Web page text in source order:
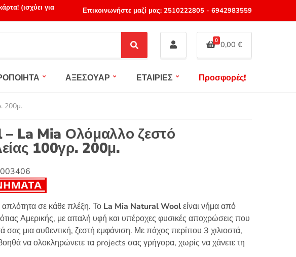
(ισχύει για Επικοινωνήστε μαζί μας: 2510222805- 6942983559
S
e
c
0 0,00 €
ΑΞΕΣΟΥΑΡ ΕΤΑΙΡΙΕΣ Προσφορές!
200μ.
La Mia Ολόμαλλο ζεστό
100γρ. 200μ.
απλότητα σε κάθε πλέξη. Το La Mia Natural Woolείναι νήμα από
Αμερικής, με απαλή υφή και υπέροχες φυσικές αποχρώσεις που
σας μια αυθεντική, ζεστή εμφάνιση. Με πάχος περίπου 3 χιλιοστά,
να ολοκληρώνετε τα projects σας γρήγορα, χωρίς να χάνετε τη